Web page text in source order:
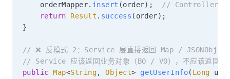
    orderMapper
. insert (order) ;
// Controller 直
return
Result . success ( order) ;
}
// ❌ 反模式 2：Service 层直接返回 Map / JSONObject
// Service 应该返回业务对象（BO / VO），不应该返回跟
public Map<String, Object> getUserInfo( Long